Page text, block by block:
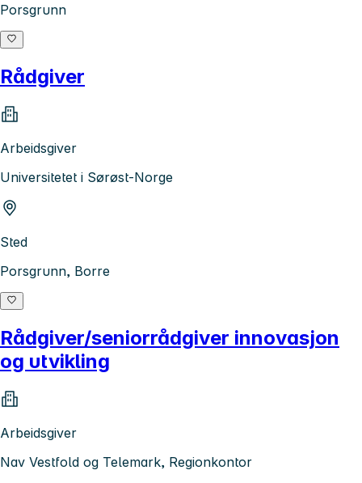
Porsgrunn
Rådgiver
Arbeidsgiver
Universitetet i Sørøst-Norge
Sted
Porsgrunn, Borre
Rådgiver/seniorrådgiver innovasjon
og utvikling
Arbeidsgiver
Nav Vestfold og Telemark, Regionkontor